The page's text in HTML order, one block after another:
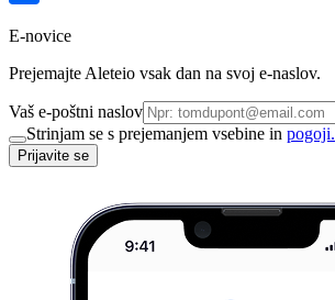
E-novice
Prejemajte Aleteio vsak dan na svoj e-naslov.
Vaš e-poštni naslov
Strinjam se s prejemanjem vsebine in pogoji.
Prijavite se